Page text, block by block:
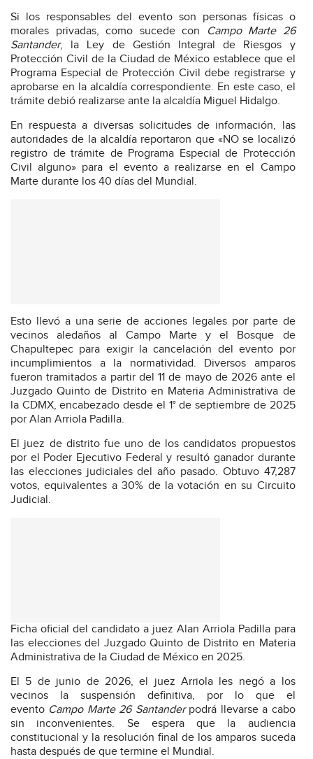
Si los responsables del evento son personas físicas o
morales privadas, como sucede con
Campo Marte 26
Santander, la Ley de Gestión Integral de Riesgos y
Protección Civil de la Ciudad de México establece que el
Programa Especial de Protección Civil debe registrarse y
aprobarse en la alcaldía correspondiente. En este caso, el
trámite debió realizarse ante la alcaldía Miguel Hidalgo.
En respuesta a diversas solicitudes de información, las
autoridades de la alcaldía reportaron que «NO se localizó
registro de trámite de Programa Especial de Protección
Civil alguno» para el evento a realizarse en el Campo
Marte durante los 40 días del Mundial.
Esto llevó a una serie de acciones legales por parte de
vecinos aledaños al Campo Marte y el Bosque de
Chapultepec para exigir la cancelación del evento por
incumplimientos a la normatividad. Diversos amparos
fueron tramitados a partir del 11 de mayo de 2026 ante el
Juzgado Quinto de Distrito en Materia Administrativa de
la CDMX, encabezado desde el 1° de septiembre de 2025
por Alan Arriola Padilla.
El juez de distrito fue uno de los candidatos propuestos
por el Poder Ejecutivo Federal y resultó ganador durante
las elecciones judiciales del año pasado. Obtuvo 47,287
votos, equivalentes a 30% de la votación en su Circuito
Judicial.
Ficha oficial del candidato a juez Alan Arriola Padilla para
las elecciones del Juzgado Quinto de Distrito en Materia
Administrativa de la Ciudad de México en 2025.
El 5 de junio de 2026, el juez Arriola les negó a los
vecinos la suspensión definitiva, por lo que el
evento Campo Marte 26 Santanderpodrá llevarse a cabo
sin inconvenientes. Se espera que la audiencia
constitucional y la resolución final de los amparos suceda
hasta después de que termine el Mundial.